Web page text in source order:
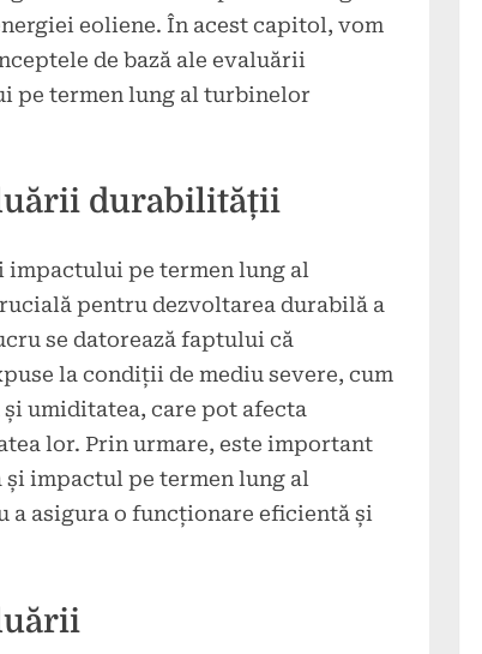
eoliene. În acest capitol, vom
de bază ale evaluării
pe termen lung al turbinelor
durabilității
pe termen lung al
pentru dezvoltarea durabilă a
se datorează faptului că
la condiții de mediu severe, cum
umiditatea, care pot afecta
lor. Prin urmare, este important
impactul pe termen lung al
asigura o funcționare eficientă și